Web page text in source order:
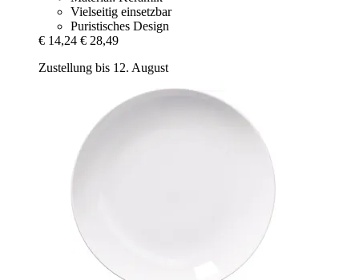
Vielseitig einsetzbar
Puristisches Design
€ 14,24 € 28,49
Zustellung bis 12. August